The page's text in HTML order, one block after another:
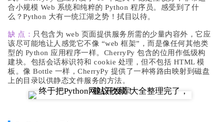
合小规模 Web 系统和纯粹的 Python 程序员。感受到了什
么？Python 大有一统江湖之势！拭目以待。
缺 点： 只包含为 web 页面提供服务所需的少量内容外，它应
该尽可能地让人感觉它不像 “web 框架”，而是像任何其他类
型的 Python 应用程序一样。CherryPy 包含的位用作低级构
建块。包括会话标识符和 cookie 处理，但不包括 HTML 模
板。像 Bottle 一样，CherryPy 提供了一种将路由映射到磁盘
上的目录以供静态文件服务的方法。